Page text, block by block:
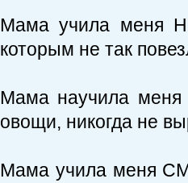
Мама учила меня
которым не так
Мама научила
овощи, никогда не
Мама учила меня